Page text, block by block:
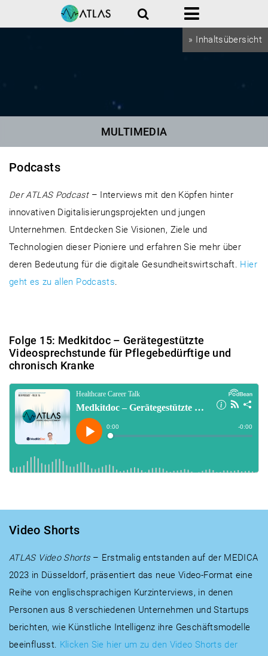
» Inhaltsübersicht
Suche Menü
MULTIMEDIA
Podcasts
Der ATLAS Podcast– Interviews mit den Köpfen hinter
innovativen Digitalisierungsprojekten und jungen
Unternehmen. Entdecken Sie Visionen, Ziele und
Technologien dieser Pioniere und erfahren Sie mehr über
deren Bedeutung für die digitale Gesundheitswirtschaft. Hier
geht es zu allen Podcasts.
Folge 15: Medkitdoc – Gerätegestützte
Videosprechstunde für Pflegebedürftige und
chronisch Kranke
Video Shorts
ATLAS Video Shorts– Erstmalig entstanden auf der MEDICA
2023 in Düsseldorf, präsentiert das neue Video-Format eine
Reihe von englischsprachigen Kurzinterviews, in denen
Personen aus 8 verschiedenen Unternehmen und Startups
berichten, wie Künstliche Intelligenz ihre Geschäftsmodelle
beeinflusst. Klicken Sie hier um zu den Video Shorts der